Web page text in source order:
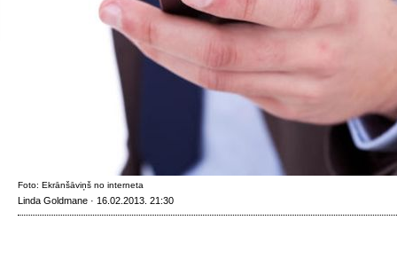
Foto: Ekrānšāviņš no interneta
Linda Goldmane · 16.02.2013. 21:30